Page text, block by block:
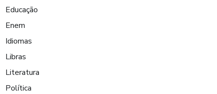
Educação
Enem
Idiomas
Libras
Literatura
Política